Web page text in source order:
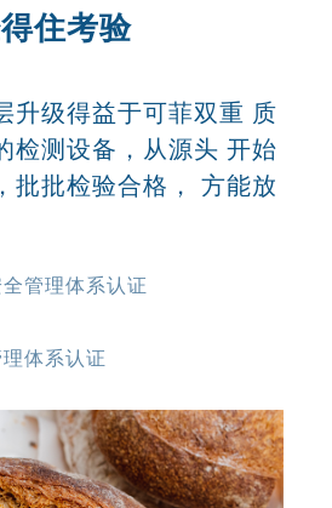
住考验
升级得益于可菲双重 质
检测设备，从源头 开始
批批检验合格， 方能放
管理体系认证
体系认证